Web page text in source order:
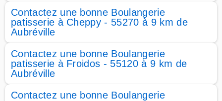
Contactez une bonne Boulangerie
patisserie à Cheppy - 55270 à 9 km de
Aubréville
Contactez une bonne Boulangerie
patisserie à Froidos - 55120 à 9 km de
Aubréville
Contactez une bonne Boulangerie